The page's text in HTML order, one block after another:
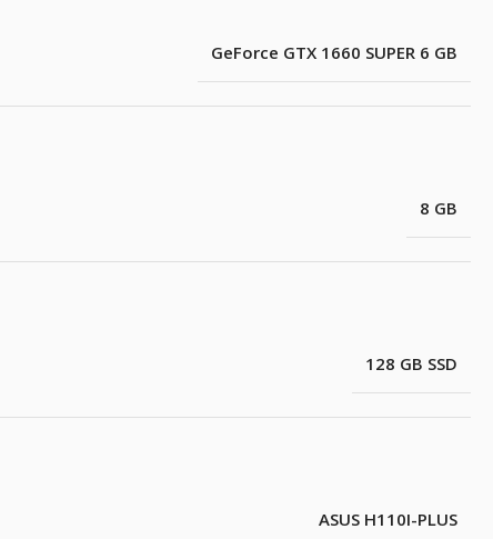
GeForce GTX 1660 SUPER 6 GB
8 GB
128 GB SSD
ASUS H110I-PLUS